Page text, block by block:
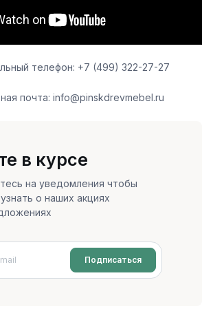
телефон: +7 (499) 322-27-27
почта: info@pinskdrevmebel.ru
в курсе
на уведомления чтобы
о наших акциях
Подписаться